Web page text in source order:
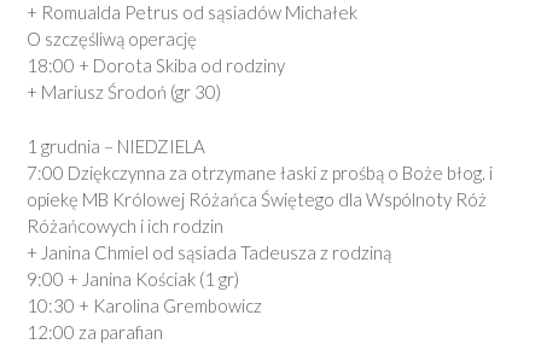
+ Romualda Petrus od sąsiadów Michałek
O szczęśliwą operację
18:00 + Dorota Skiba od rodziny
+ Mariusz Środoń (gr 30)
1 grudnia – NIEDZIELA
7:00 Dziękczynna za otrzymane łaski z prośbą o Boże błog. i
opiekę MB Królowej Różańca Świętego dla Wspólnoty Róż
Różańcowych i ich rodzin
+ Janina Chmiel od sąsiada Tadeusza z rodziną
9:00 + Janina Kościak (1 gr)
10:30 + Karolina Grembowicz
12:00 za parafian